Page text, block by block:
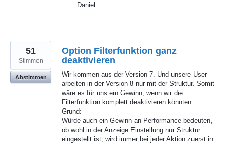
Daniel
Option Filterfunktion ganz
deaktivieren
Wir kommen aus der Version 7. Und unsere User
arbeiten in der Version 8 nur mit der Struktur. Somit
wäre es für uns ein Gewinn, wenn wir die
Filterfunktion komplett deaktivieren könnten.
Grund:
Würde auch ein Gewinn an Performance bedeuten,
ob wohl in der Anzeige Einstellung nur Struktur
eingestellt ist, wird immer bei jeder Aktion zuerst in
51
Stimmen
Abstimmen